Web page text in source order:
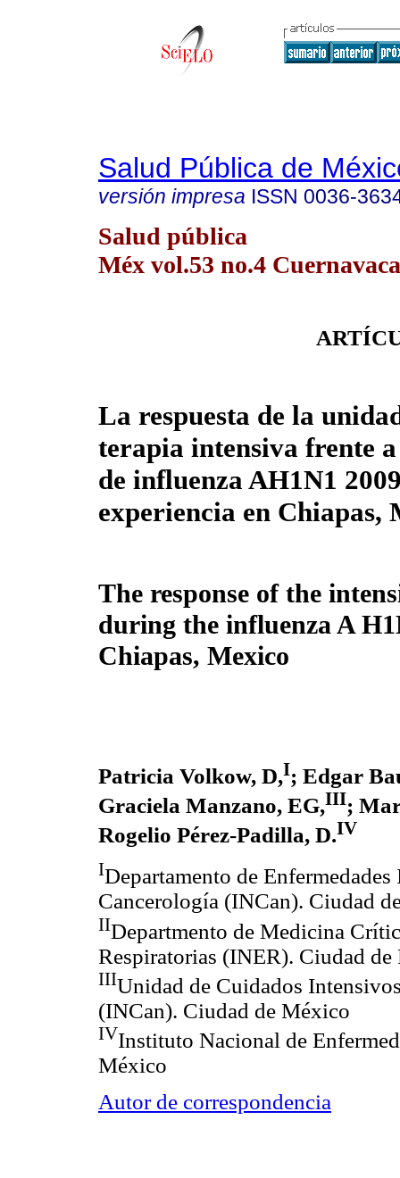
Salud Pública de
versión impresa ISSN 0036-
Salud pública
Méx vol.53 no.4
La respuesta de la
terapia intensiva frente
de influenza AH1N1
experiencia en Chiapas,
The response of the
during the influenza A
Chiapas, Mexico
Patricia Volkow, D,I; Edgar
Graciela Manzano, EG,III;
Rogelio Pérez-Padilla, D.IV
IDepartamento de
Cancerología (INCan). Ciudad
IIDepartmento de Medicina
Respiratorias (INER). Ciudad
IIIUnidad de Cuidados
(INCan). Ciudad de México
IVInstituto Nacional de
México
Autor de correspondencia